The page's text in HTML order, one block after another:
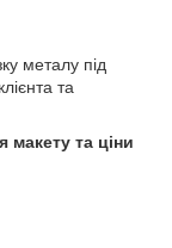
металу під
та
макету та ціни